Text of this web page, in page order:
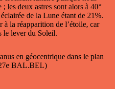
les deux astres sont alors à 40°
de la Lune étant de 21%.
à la réapparition de l’étoile, car
le lever du Soleil.
en géocentrique dans le plan
BAL.BEL)